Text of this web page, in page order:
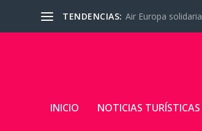
TENDENCIAS: Air Europa solidaria
INICIO NOTICIAS TURÍSTICAS